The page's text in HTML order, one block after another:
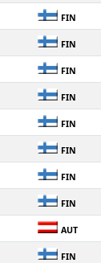
FIN
FIN
FIN
FIN
FIN
FIN
FIN
FIN
AUT
FIN